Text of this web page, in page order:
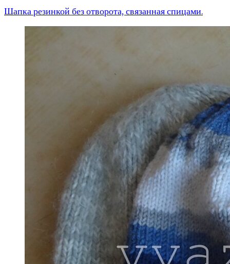
Шапка резинкой без отворота, связанная спицами.